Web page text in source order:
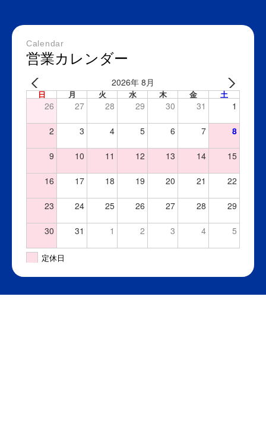
Calendar
営業カレンダー
2026年 8月
日 月 火 水 木 金 土
26 27 28 29 30 31 1
2 3 4 5 6 7 8
9 10 11 12 13 14 15
16 17 18 19 20 21 22
23 24 25 26 27 28 29
30 31 1 2 3 4 5
定休日